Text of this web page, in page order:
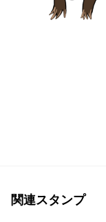
関連スタンプ